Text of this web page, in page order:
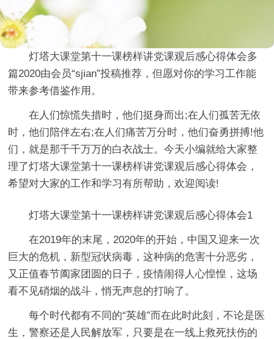
灯塔大课堂第十一课榜样讲党课观后感心得体会多
篇2020由会员“sjian”投稿推荐，但愿对你的学习工作能
带来参考借鉴作用。
在人们惊慌失措时，他们挺身而出;在人们孤苦无依
时，他们陪伴左右;在人们痛苦万分时，他们奋勇拼搏!他
们，就是那千千万万的白衣战士。今天小编就给大家整
理了灯塔大课堂第十一课榜样讲党课观后感心得体会，
希望对大家的工作和学习有所帮助，欢迎阅读!
灯塔大课堂第十一课榜样讲党课观后感心得体会1
在2019年的末尾，2020年的开始，中国又迎来一次
巨大的危机，新型冠状病毒，这种病的危害十分恶劣，
又正值春节阖家团圆的日子，疫情闹得人心惶惶，这场
看不见硝烟的战斗，悄无声息的打响了。
每个时代都有不同的“英雄”而在此时此刻，不论是医
生，警察还是人民解放军，只要是在一线上救死扶伤的